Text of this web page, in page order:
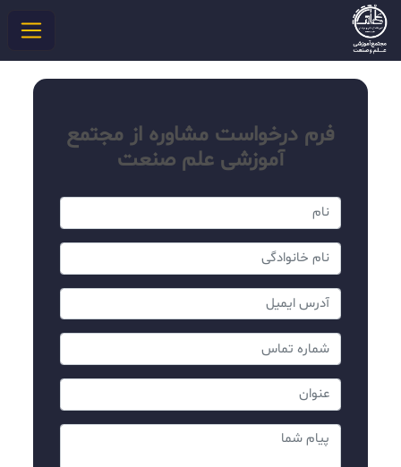
فرم درخواست مشاوره از مجتمع
آموزشی علم صنعت